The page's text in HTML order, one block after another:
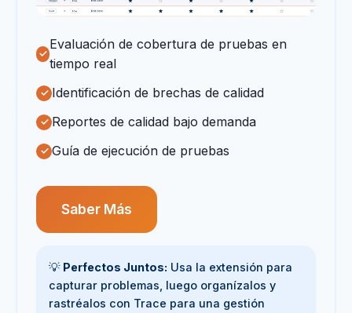
Evaluación de cobertura de pruebas en
tiempo real
Identificación de brechas de calidad
Reportes de calidad bajo demanda
Guía de ejecución de pruebas
Saber Más
💡Perfectos Juntos: Usa la extensión para
capturar problemas, luego organízalos y
rastréalos con Trace para una gestión